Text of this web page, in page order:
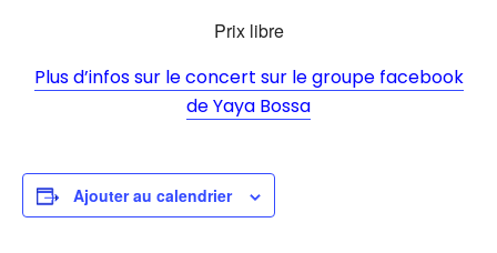
Prix libre
Plus d’infos sur le concert sur le groupe facebook
de Yaya Bossa
Ajouter au calendrier